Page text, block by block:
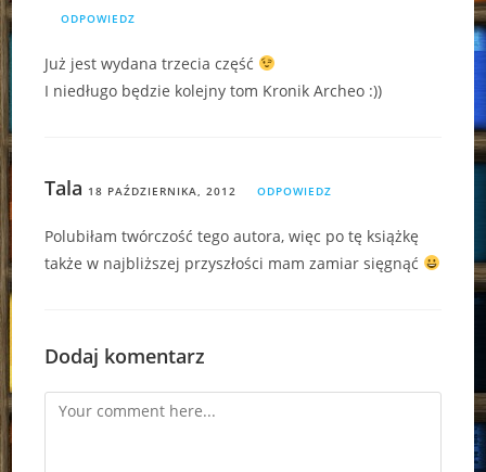
ODPOWIEDZ
Już jest wydana trzecia część
I niedługo będzie kolejny tom Kronik Archeo :))
Tala 18 PAŹDZIERNIKA, 2012 ODPOWIEDZ
Polubiłam twórczość tego autora, więc po tę książkę
także w najbliższej przyszłości mam zamiar sięgnąć
Dodaj komentarz
Comment